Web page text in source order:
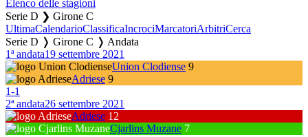
Elenco delle stagioni
Serie D ❯ Girone C
UltimaCalendarioClassificaIncrociMarcatoriArbitriCerca
Serie D ❭ Girone C ❭ Andata
1ª andata19 settembre 2021
Union Clodiense 9
Adriese 9
1-1
2ª andata26 settembre 2021
Adriese 12
Cjarlins Muzane 7